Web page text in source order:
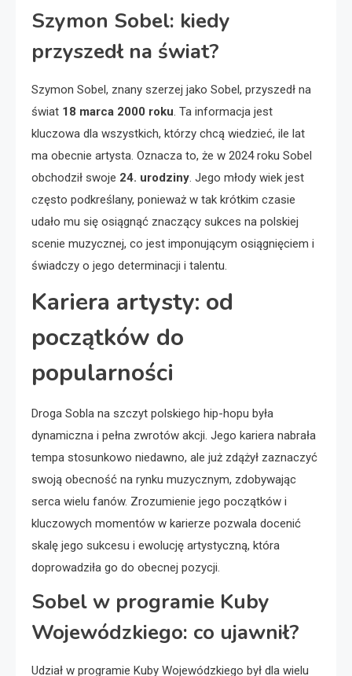
Szymon Sobel: kiedy
przyszedł na świat?
Szymon Sobel, znany szerzej jako Sobel, przyszedł na
świat 18 marca 2000 roku. Ta informacja jest
kluczowa dla wszystkich, którzy chcą wiedzieć, ile lat
ma obecnie artysta. Oznacza to, że w 2024 roku Sobel
obchodził swoje 24. urodziny. Jego młody wiek jest
często podkreślany, ponieważ w tak krótkim czasie
udało mu się osiągnąć znaczący sukces na polskiej
scenie muzycznej, co jest imponującym osiągnięciem i
świadczy o jego determinacji i talentu.
Kariera artysty: od
początków do
popularności
Droga Sobla na szczyt polskiego hip-hopu była
dynamiczna i pełna zwrotów akcji. Jego kariera nabrała
tempa stosunkowo niedawno, ale już zdążył zaznaczyć
swoją obecność na rynku muzycznym, zdobywając
serca wielu fanów. Zrozumienie jego początków i
kluczowych momentów w karierze pozwala docenić
skalę jego sukcesu i ewolucję artystyczną, która
doprowadziła go do obecnej pozycji.
Sobel w programie Kuby
Wojewódzkiego: co ujawnił?
Udział w programie Kuby Wojewódzkiego był dla wielu